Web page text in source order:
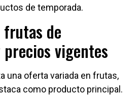
de temporada.
frutas de
vigentes
una oferta variada en frutas,
como producto principal.